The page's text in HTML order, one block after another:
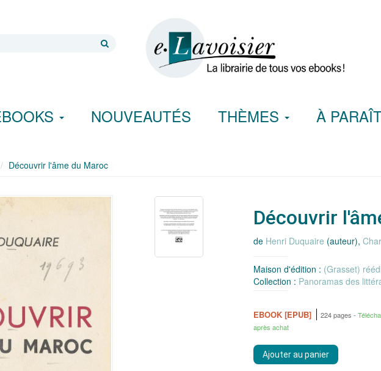
NOUVEAUTÉS THÈMES À
Découvrir l'âme du Maroc
Découvrir
de Henri Duquaire (auteur),
Maison d'édition : (Grasset)
Collection : Panoramas des
EBOOK [EPUB] 224 pages
après achat